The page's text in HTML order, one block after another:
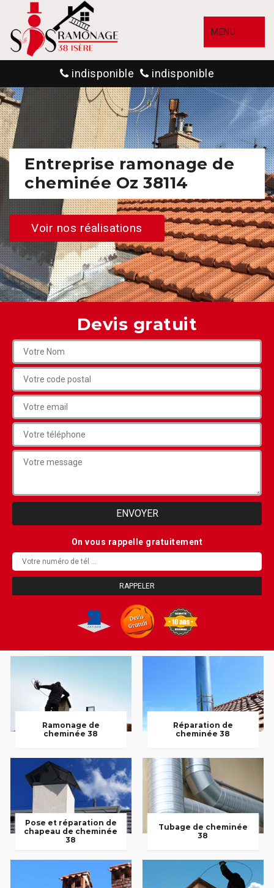
MENU
indisponible indisponible
Entreprise ramonage de
cheminée Oz 38114
Voir nos réalisations
Devis gratuit
On vous rappelle gratuitement
Ramonage de
cheminée 38
Réparation de
cheminée 38
Pose et réparation de
chapeau de cheminée
38
Tubage de cheminée
38